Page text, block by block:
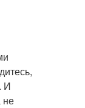
И
не